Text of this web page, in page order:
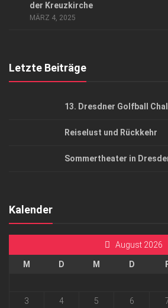
der Kreuzkirche
MÄRZ 4, 2025
Letzte Beiträge
13. Dresdner Golfball
Reiselust und Rückkehr
Sommertheater in
Kalender
August 2026
M D M D
3
4 5 6